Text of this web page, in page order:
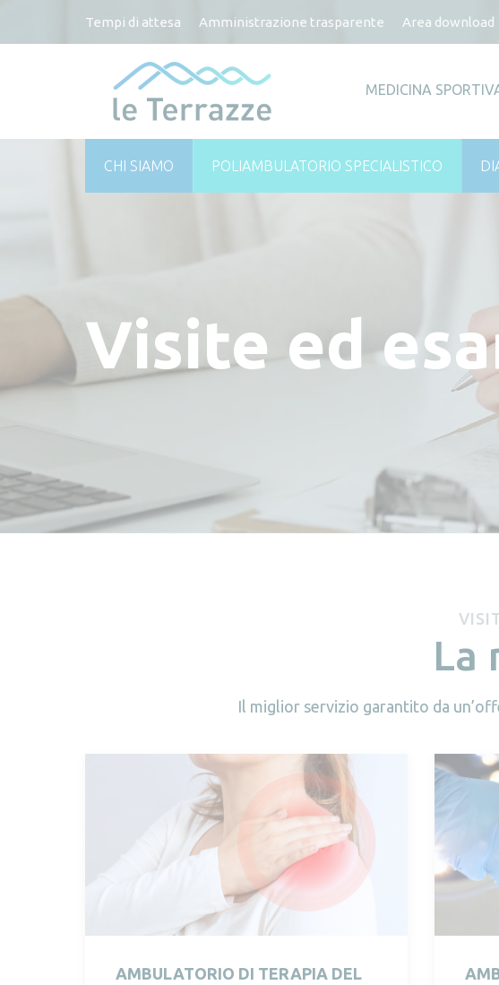
Tempi di attesa Amministrazione trasparente Area download
MEDICINA
CHI SIAMO POLIAMBULATORIO SPECIALISTICO
Visite ed
La
Il miglior servizio garantito da
AMBULATORIO DI TERAPIA DEL